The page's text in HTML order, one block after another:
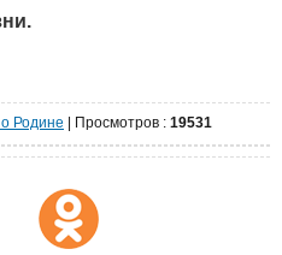
Родине Просмотров : 19531